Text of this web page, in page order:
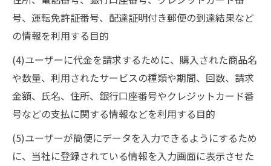
号、運転免許証番号、配達証明付き郵便の到達結果など
の情報を利用する目的
(4)ユーザーに代金を請求するために、購入された商品名
や数量、利用されたサービスの種類や期間、回数、請求
金額、氏名、住所、銀行口座番号やクレジットカード番
号などの支払に関する情報などを利用する目的
(5)ユーザーが簡便にデータを入力できるようにするため
に、当社に登録されている情報を入力画面に表示させた